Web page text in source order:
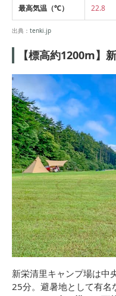
最高気温（℃） 22.8
出典： tenki.jp
【標高約1200m】
新栄清里キャンプ場は中
25分。避暑地として有